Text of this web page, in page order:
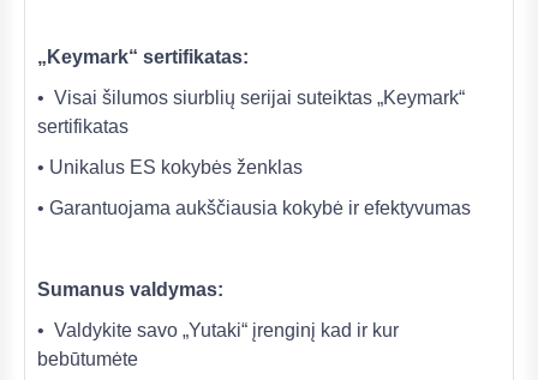
„Keymark“ sertifikatas:
• Visai šilumos siurblių serijai suteiktas „Keymark“
sertifikatas
• Unikalus ES kokybės ženklas
• Garantuojama aukščiausia kokybė ir efektyvumas
Sumanus valdymas:
• Valdykite savo „Yutaki“ įrenginį kad ir kur
bebūtumėte